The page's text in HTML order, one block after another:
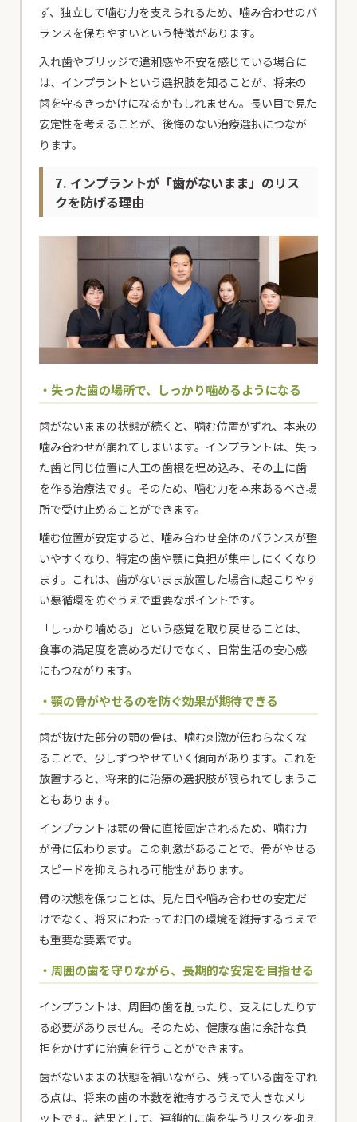
ず、独立して噛む力を支えられるため、噛み合わせのバ
ランスを保ちやすいという特徴があります。
入れ歯やブリッジで違和感や不安を感じている場合に
は、インプラントという選択肢を知ることが、将来の
歯を守るきっかけになるかもしれません。長い目で見た
安定性を考えることが、後悔のない治療選択につなが
ります。
7. インプラントが「歯がないまま」のリス
クを防げる理由
・失った歯の場所で、しっかり噛めるようになる
歯がないままの状態が続くと、噛む位置がずれ、本来の
噛み合わせが崩れてしまいます。インプラントは、失っ
た歯と同じ位置に人工の歯根を埋め込み、その上に歯
を作る治療法です。そのため、噛む力を本来あるべき場
所で受け止めることができます。
噛む位置が安定すると、噛み合わせ全体のバランスが整
いやすくなり、特定の歯や顎に負担が集中しにくくなり
ます。これは、歯がないまま放置した場合に起こりやす
い悪循環を防ぐうえで重要なポイントです。
「しっかり噛める」という感覚を取り戻せることは、
食事の満足度を高めるだけでなく、日常生活の安心感
にもつながります。
・顎の骨がやせるのを防ぐ効果が期待できる
歯が抜けた部分の顎の骨は、噛む刺激が伝わらなくな
ることで、少しずつやせていく傾向があります。これを
放置すると、将来的に治療の選択肢が限られてしまうこ
ともあります。
インプラントは顎の骨に直接固定されるため、噛む力
が骨に伝わります。この刺激があることで、骨がやせる
スピードを抑えられる可能性があります。
骨の状態を保つことは、見た目や噛み合わせの安定だ
けでなく、将来にわたってお口の環境を維持するうえで
も重要な要素です。
・周囲の歯を守りながら、長期的な安定を目指せる
インプラントは、周囲の歯を削ったり、支えにしたりす
る必要がありません。そのため、健康な歯に余計な負
担をかけずに治療を行うことができます。
歯がないままの状態を補いながら、残っている歯を守れ
る点は、将来の歯の本数を維持するうえで大きなメリ
ットです。結果として、連鎖的に歯を失うリスクを抑え